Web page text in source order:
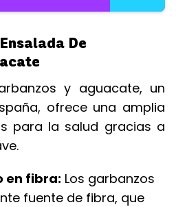
De
y aguacate, un
ofrece una amplia
para la salud gracias a
en fibra: Los garbanzos
fuente de fibra, que